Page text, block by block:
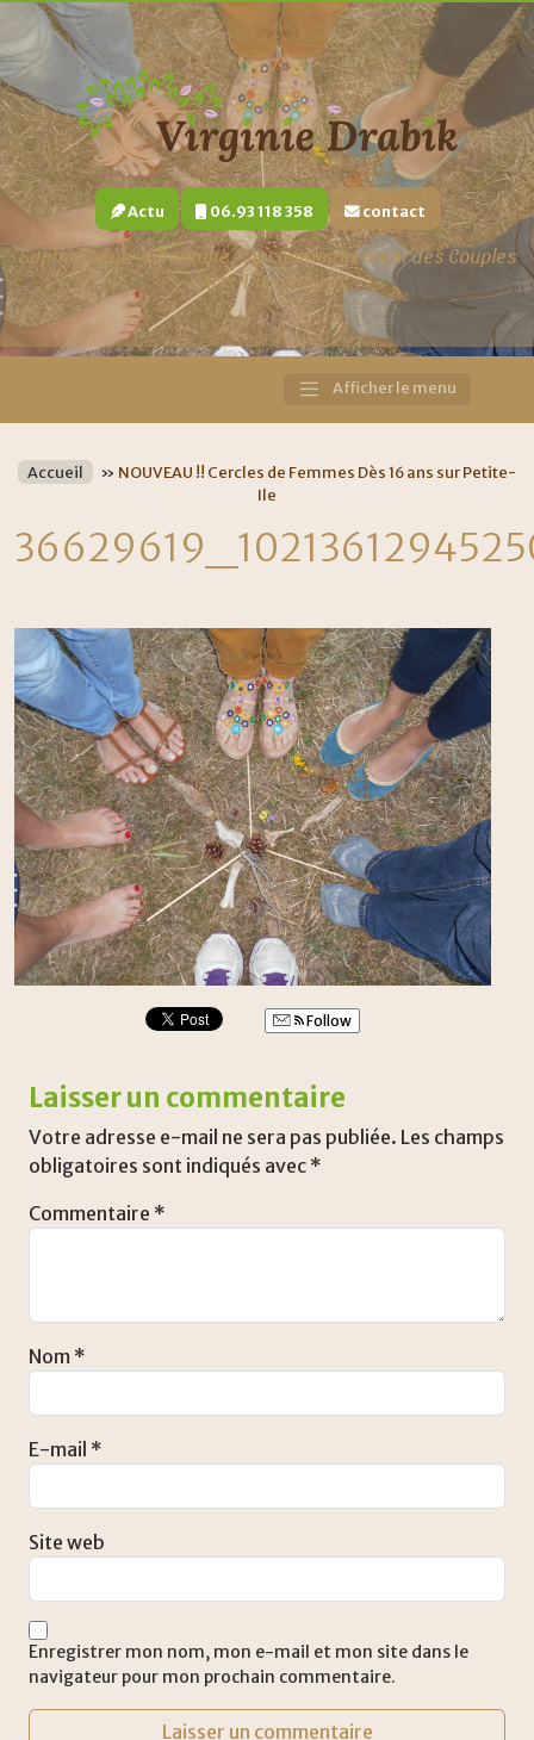
Actu 06.93 118 358 contact
Sophrologue - Chamane - Accompagnement des Couples
- Arts Divinatoires
Navigation
Afficher le menu
Accueil » NOUVEAU !! Cercles de Femmes Dès 16 ans sur Petite-
Ile
Follow
Laisser un commentaire
Votre adresse e-mail ne sera pas publiée. Les champs
obligatoires sont indiqués avec *
Commentaire *
Nom *
E-mail *
Site web
Enregistrer mon nom, mon e-mail et mon site dans le
navigateur pour mon prochain commentaire.